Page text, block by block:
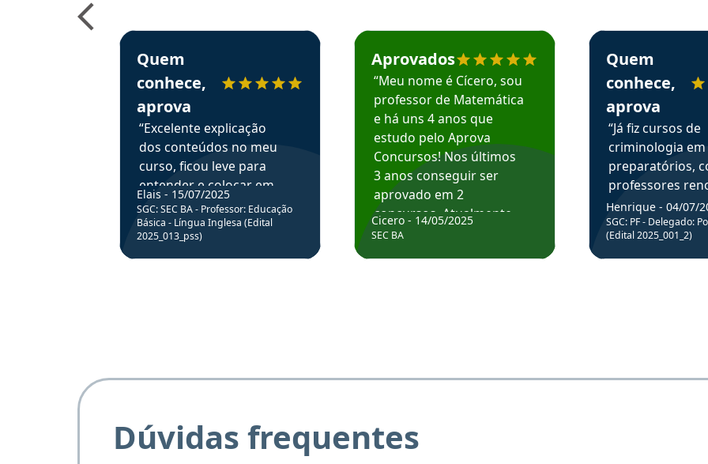
Estudante Elais recomenda o Aprova Concursos em depoimento
Quem
conhece,
aprova
“Excelente explicação
dos conteúdos no meu
curso, ficou leve para
entender e colocar em
prática através da
resolução de questões.”
Elais - 15/07/2025
SGC: SEC BA - Professor: Educação
Básica - Língua Inglesa (Edital
2025_013_pss)
Estudante Cicero recomenda o Aprova Concursos em depoimento
Aprovados
“Meu nome é Cícero, sou
professor de Matemática
e há uns 4 anos que
estudo pelo Aprova
Concursos! Nos últimos
3 anos conseguir ser
aprovado em 2
concursos. Atualmente,
estou atuando como
Cicero - 14/05/2025
SEC BA
Estudante Henrique
Quem
conhece,
aprova
“Já fiz cursos de
criminologia em
preparatórios,
professores
fiz curso em pós
graduação.
Professor do
sem dúvida, o
Henrique - 04/07/
SGC: PF - Delegado:
(Edital 2025_001_2)
Dúvidas frequentes